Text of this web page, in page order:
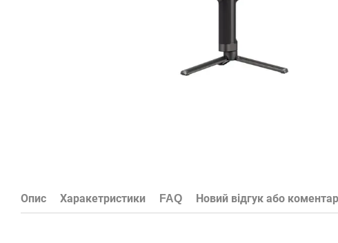
Опис Харакетристики FAQ Новий відгук або коментар